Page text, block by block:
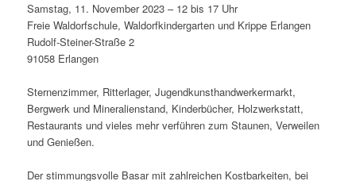
Samstag, 11. November 2023 – 12 bis 17 Uhr
Freie Waldorfschule, Waldorfkindergarten und Krippe Erlangen
Rudolf-Steiner-Straße 2
91058 Erlangen
Sternenzimmer, Ritterlager, Jugendkunsthandwerkermarkt,
Bergwerk und Mineralienstand, Kinderbücher, Holzwerkstatt,
Restaurants und vieles mehr verführen zum Staunen, Verweilen
und Genießen.
Der stimmungsvolle Basar mit zahlreichen Kostbarkeiten, bei